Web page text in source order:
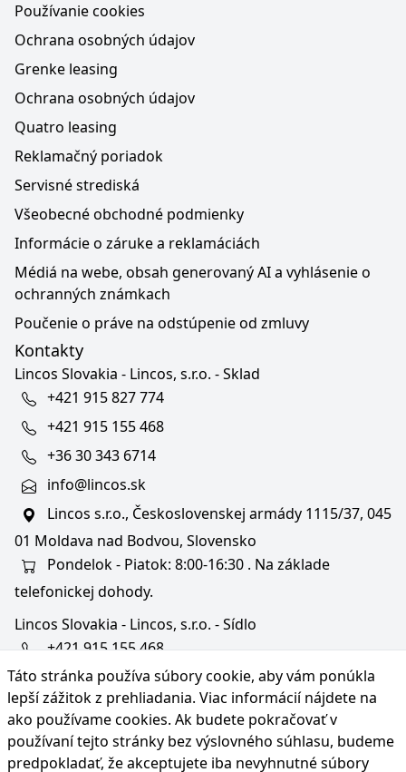
Táto stránka používa súbory cookie, aby vám ponúkla
lepší zážitok z prehliadania. Viac informácií nájdete na
ako používame cookies. Ak budete pokračovať v
používaní tejto stránky bez výslovného súhlasu, budeme
predpokladať, že akceptujete iba nevyhnutné súbory
Používanie cookies
Ochrana osobných údajov
Grenke leasing
Ochrana osobných údajov
Quatro leasing
Reklamačný poriadok
Servisné strediská
Všeobecné obchodné podmienky
Informácie o záruke a reklamáciách
Médiá na webe, obsah generovaný AI a vyhlásenie o
ochranných známkach
Poučenie o práve na odstúpenie od zmluvy
Kontakty
Lincos Slovakia - Lincos, s.r.o. - Sklad
+421 915 827 774
+421 915 155 468
+36 30 343 6714
info@lincos.sk
Lincos s.r.o., Československej armády 1115/37, 045
01 Moldava nad Bodvou, Slovensko
Pondelok - Piatok: 8:00-16:30 . Na základe
telefonickej dohody.
Lincos Slovakia - Lincos, s.r.o. - Sídlo
+421 915 155 468
+36/30 343 6714
bratislava@lincos.sk
Lincos s.r.o., Rustaveliho 4, 831 06 Bratislava - m. č.
Rača, Slovensko